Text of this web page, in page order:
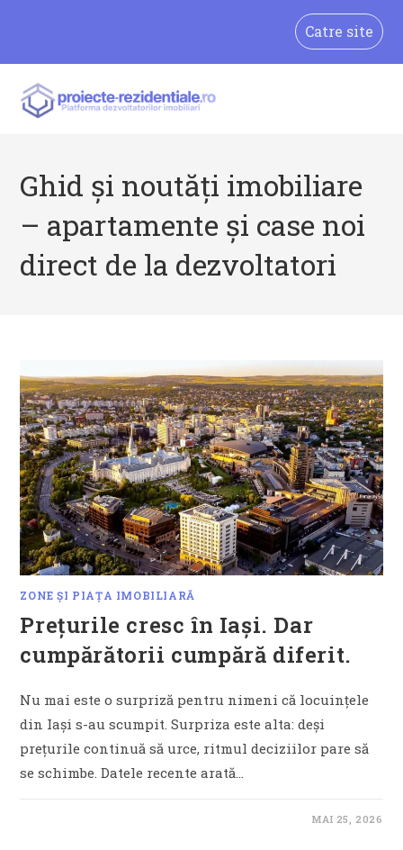
Catre site
Ghid și noutăți imobiliare
– apartamente și case noi
direct de la dezvoltatori
ZONE ȘI PIAȚA IMOBILIARĂ
Prețurile cresc în Iași. Dar
cumpărătorii cumpără diferit.
Nu mai este o surpriză pentru nimeni că locuințele
din Iași s-au scumpit. Surpriza este alta: deși
prețurile continuă să urce, ritmul deciziilor pare să
se schimbe. Datele recente arată…
MAI 25, 2026